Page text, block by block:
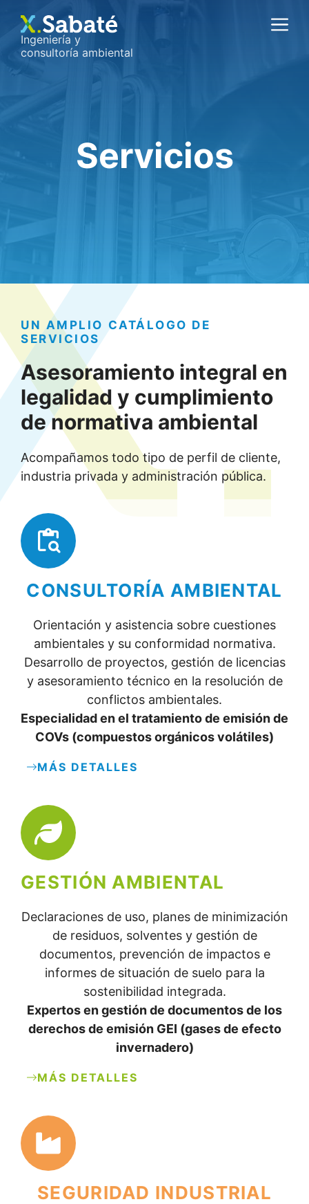
contenido
Ingeniería y
consultoría ambiental
Servicios
UN AMPLIO CATÁLOGO DE
SERVICIOS
Asesoramiento integral en
legalidad y cumplimiento
de normativa ambiental
Acompañamos todo tipo de perfil de cliente,
industria privada y administración pública.
CONSULTORÍA AMBIENTAL
Orientación y asistencia sobre cuestiones
ambientales y su conformidad normativa.
Desarrollo de proyectos, gestión de licencias
y asesoramiento técnico en la resolución de
conflictos ambientales.
Especialidad en el tratamiento de emisión de
COVs (compuestos orgánicos volátiles)
MÁS DETALLES
GESTIÓN AMBIENTAL
Declaraciones de uso, planes de minimización
de residuos, solventes y gestión de
documentos, prevención de impactos e
informes de situación de suelo para la
sostenibilidad integrada.
Expertos en gestión de documentos de los
derechos de emisión GEI (gases de efecto
invernadero)
MÁS DETALLES
SEGURIDAD INDUSTRIAL